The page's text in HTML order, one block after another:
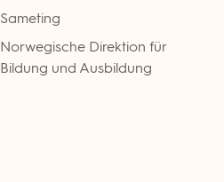
Sameting
Norwegische Direktion für
Bildung und Ausbildung